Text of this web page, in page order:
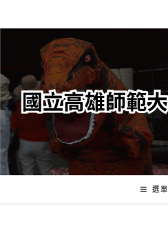
轉
要
內
容
選單